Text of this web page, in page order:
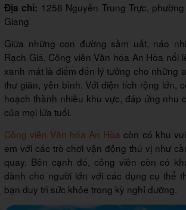
Địa chỉ: 1258 Nguyễn Trung Trực,
Giang
Giữa những con đường sầm uất, náo
Rạch Giá, Công viên Văn hóa An Hòa nổi
xanh mát là điểm đến lý tưởng cho những
thư giãn, yên bình. Với diện tích rộng lớn,
hoạch thành nhiều khu vực, đáp ứng nhu
của mọi lứa tuổi.
Công viên Văn hóa An Hòa còn có khu
em với các trò chơi vận động thú vị như
quay. Bên cạnh đó, công viên còn có
dành cho người lớn với các dụng cụ thể
bạn duy trì sức khỏe trong kỳ nghỉ dưỡng.